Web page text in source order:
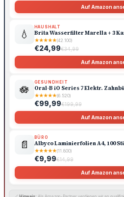
Auf Amazon
💧
HAUSHALT
Brita Wasserfilter Marella + 3
★★★★★(42.100)
€24,99€34,99
Auf Amazon
🪷
GESUNDHEIT
Oral-B iO Series 7 Elektr.
★★★★★(6.520)
€99,99€199,99
Auf Amazon
📄
BÜRO
Albyco Laminierfolien A4, 100
★★★★★(11.800)
€9,99€14,99
Auf Amazon